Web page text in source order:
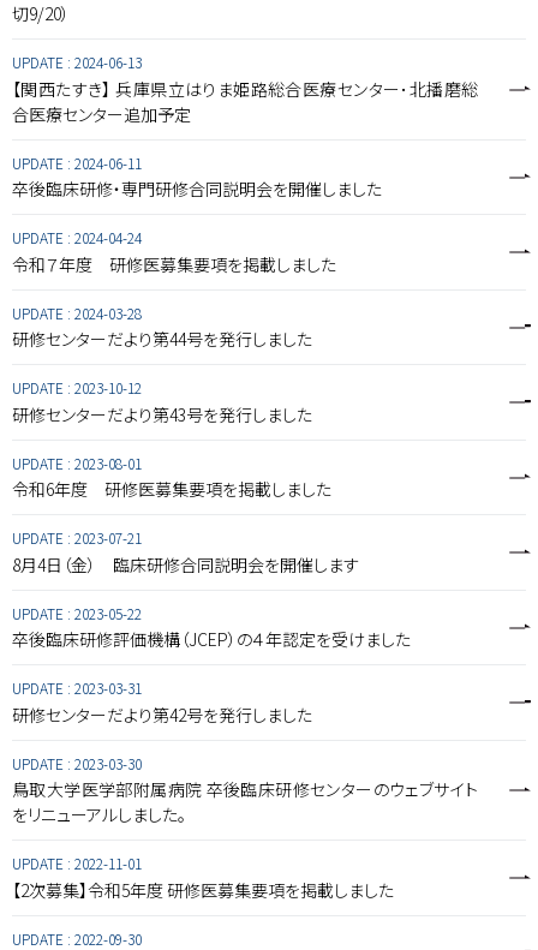
切9/20）
UPDATE : 2024-06-13
【関西たすき】 兵庫県立はりま姫路総合医療センター･北播磨総
合医療センター追加予定
UPDATE : 2024-06-11
卒後臨床研修・専門研修合同説明会を開催しました
UPDATE : 2024-04-24
令和７年度 研修医募集要項を掲載しました
UPDATE : 2024-03-28
研修センターだより第44号を発行しました
UPDATE : 2023-10-12
研修センターだより第43号を発行しました
UPDATE : 2023-08-01
令和6年度 研修医募集要項を掲載しました
UPDATE : 2023-07-21
8月4日（金） 臨床研修合同説明会を開催します
UPDATE : 2023-05-22
卒後臨床研修評価機構（JCEP）の４年認定を受けました
UPDATE : 2023-03-31
研修センターだより第42号を発行しました
UPDATE : 2023-03-30
鳥取大学医学部附属病院 卒後臨床研修センターのウェブサイト
をリニューアルしました。
UPDATE : 2022-11-01
【2次募集】令和5年度 研修医募集要項を掲載しました
UPDATE : 2022-09-30